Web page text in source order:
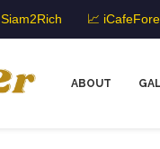
📈
ABOUT